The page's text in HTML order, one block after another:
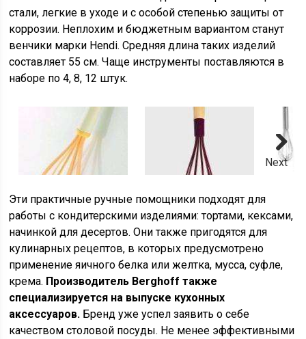
стали, легкие в уходе и с особой степенью защиты от
коррозии. Неплохим и бюджетным вариантом станут
венчики марки Hendi. Средняя длина таких изделий
составляет 55 см. Чаще инструменты поставляются в
наборе по 4, 8, 12 штук.
Next
Эти практичные ручные помощники подходят для
работы с кондитерскими изделиями: тортами, кексами,
начинкой для десертов. Они также пригодятся для
кулинарных рецептов, в которых предусмотрено
применение яичного белка или желтка, мусса, суфле,
крема. Производитель Berghoff также
специализируется на выпуске кухонных
аксессуаров. Бренд уже успел заявить о себе
качеством столовой посуды. Не менее эффективными